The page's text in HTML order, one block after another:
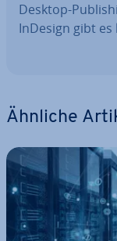
Desktop-
InDesign gibt
Ähnliche